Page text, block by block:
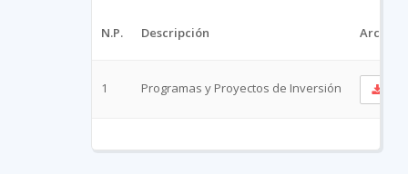
N.P. Descripción Archivo
1 Programas y Proyectos de Inversión